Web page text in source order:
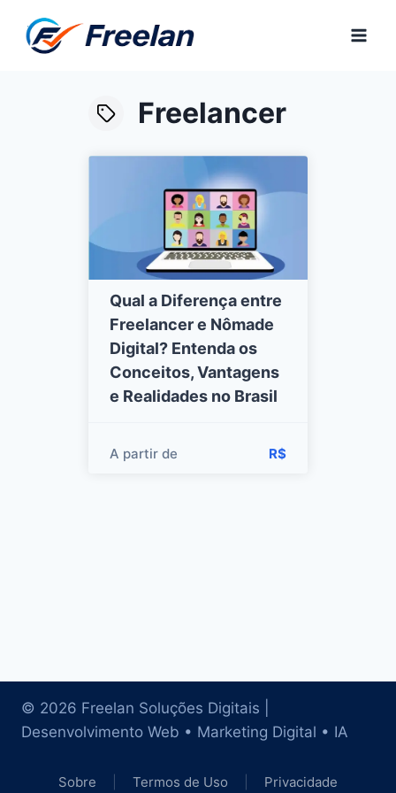
para
Freelancer
Qual a Diferença entre
Freelancer e Nômade
Digital? Entenda os
Conceitos, Vantagens
e Realidades no Brasil
A partir de R$
© 2026 Freelan Soluções Digitais |
Desenvolvimento Web • Marketing Digital • IA
Sobre Termos de Uso Privacidade